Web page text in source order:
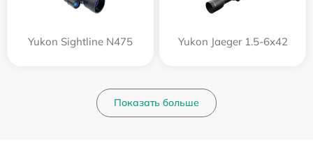
Yukon Sightline N475 Yukon Jaeger 1.5-6x42
Показать больше